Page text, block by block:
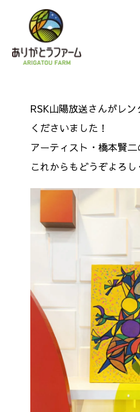
RSK山陽放送さんがレ
くださいました！
アーティスト・橋本賢二
これからもどうぞよろし